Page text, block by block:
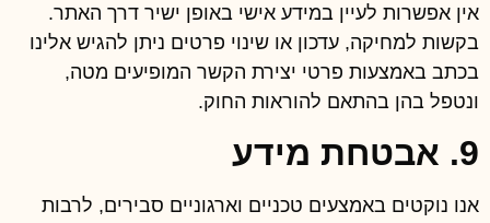
אין אפשרות לעיין במידע אישי באופן ישיר דרך האתר.
בקשות למחיקה, עדכון או שינוי פרטים ניתן להגיש אלינו
בכתב באמצעות פרטי יצירת הקשר המופיעים מטה,
ונטפל בהן בהתאם להוראות החוק.
9. אבטחת מידע
אנו נוקטים באמצעים טכניים וארגוניים סבירים, לרבות